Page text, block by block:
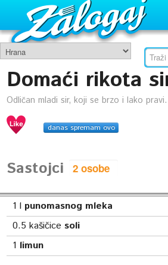
Domaći rikota
Odličan mladi sir, koji se brzo i lako pravi.
danas spremam ovo
Sastojci
1 l punomasnog mleka
0.5 kašičicesoli
1 limun